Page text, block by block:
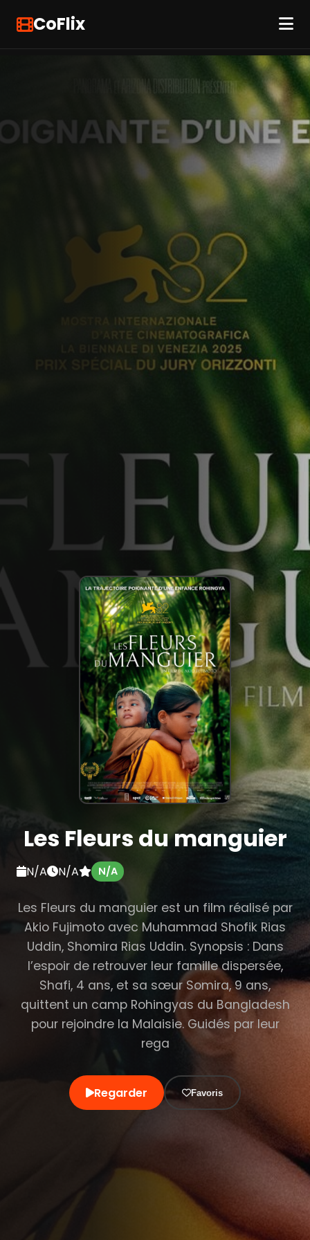
CoFlix
Les Fleurs du manguier
N/A N/A N/A
Les Fleurs du manguier est un film réalisé par
Akio Fujimoto avec Muhammad Shofik Rias
Uddin, Shomira Rias Uddin. Synopsis : Dans
l’espoir de retrouver leur famille dispersée,
Shafi, 4 ans, et sa sœur Somira, 9 ans,
quittent un camp Rohingyas du Bangladesh
pour rejoindre la Malaisie. Guidés par leur
rega
Regarder Favoris